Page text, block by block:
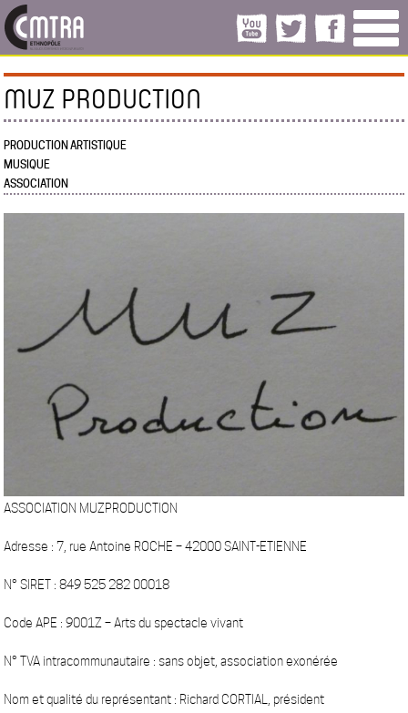
MUZ PRODUCTION
PRODUCTION ARTISTIQUE
MUSIQUE
ASSOCIATION
ASSOCIATION MUZPRODUCTION
Adresse : 7, rue Antoine ROCHE – 42000 SAINT-ETIENNE
N° SIRET : 849 525 282 00018
Code APE : 9001Z – Arts du spectacle vivant
N° TVA intracommunautaire : sans objet, association exonérée
Nom et qualité du représentant : Richard CORTIAL, président